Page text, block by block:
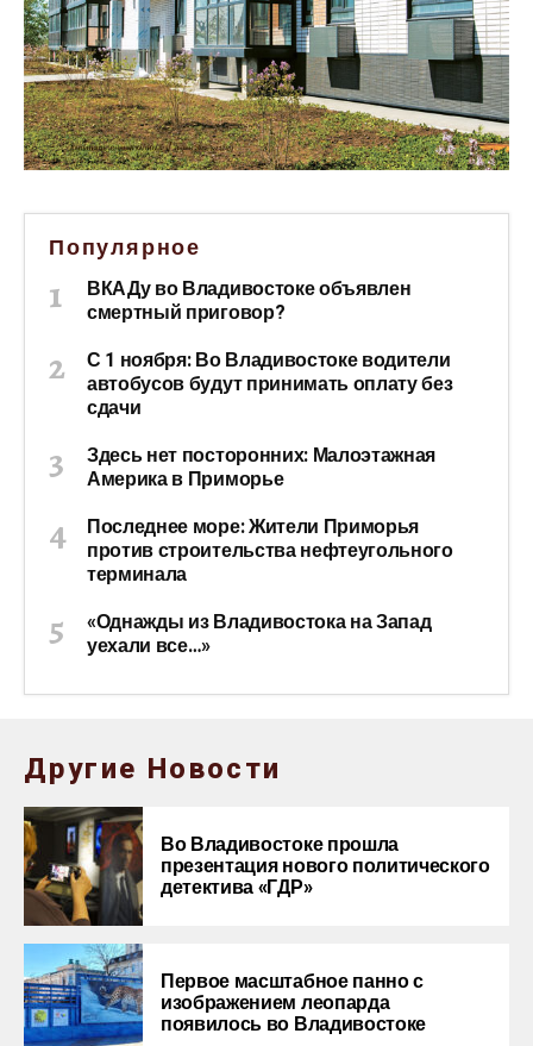
Популярное
ВКАДу во Владивостоке объявлен
смертный приговор?
С 1 ноября: Во Владивостоке водители
автобусов будут принимать оплату без
сдачи
Здесь нет посторонних: Малоэтажная
Америка в Приморье
Последнее море: Жители Приморья
против строительства нефтеугольного
терминала
«Однажды из Владивостока на Запад
уехали все…»
Другие Новости
Во Владивостоке прошла
презентация нового политического
детектива «ГДР»
Первое масштабное панно с
изображением леопарда
появилось во Владивостоке